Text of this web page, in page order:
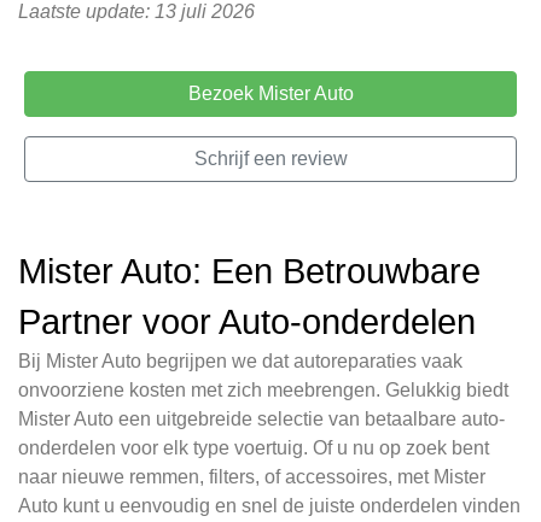
Laatste update: 13 juli 2026
Bezoek Mister Auto
Schrijf een review
Mister Auto: Een Betrouwbare
Partner voor Auto-onderdelen
Bij Mister Auto begrijpen we dat autoreparaties vaak
onvoorziene kosten met zich meebrengen. Gelukkig biedt
Mister Auto een uitgebreide selectie van betaalbare auto-
onderdelen voor elk type voertuig. Of u nu op zoek bent
naar nieuwe remmen, filters, of accessoires, met Mister
Auto kunt u eenvoudig en snel de juiste onderdelen vinden